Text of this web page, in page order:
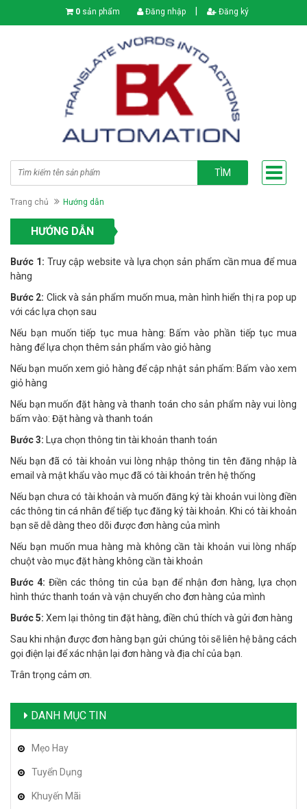
0 sản phẩm Đăng nhập Đăng ký
TÌM
Trang chủ Hướng dẫn
HƯỚNG DẪN
Bước 1: Truy cập website và lựa chọn sản phẩm cần mua để mua
hàng
Bước 2: Click và sản phẩm muốn mua, màn hình hiển thị ra pop up
với các lựa chọn sau
Nếu bạn muốn tiếp tục mua hàng: Bấm vào phần tiếp tục mua
hàng để lựa chọn thêm sản phẩm vào giỏ hàng
Nếu bạn muốn xem giỏ hàng để cập nhật sản phẩm: Bấm vào xem
giỏ hàng
Nếu bạn muốn đặt hàng và thanh toán cho sản phẩm này vui lòng
bấm vào: Đặt hàng và thanh toán
Bước 3: Lựa chọn thông tin tài khoản thanh toán
Nếu bạn đã có tài khoản vui lòng nhập thông tin tên đăng nhập là
email và mật khẩu vào mục đã có tài khoản trên hệ thống
Nếu bạn chưa có tài khoản và muốn đăng ký tài khoản vui lòng điền
các thông tin cá nhân để tiếp tục đăng ký tài khoản. Khi có tài khoản
bạn sẽ dễ dàng theo dõi được đơn hàng của mình
Nếu bạn muốn mua hàng mà không cần tài khoản vui lòng nhấp
chuột vào mục đặt hàng không cần tài khoản
Bước 4: Điền các thông tin của bạn để nhận đơn hàng, lựa chọn
hình thức thanh toán và vận chuyển cho đơn hàng của mình
Bước 5: Xem lại thông tin đặt hàng, điền chú thích và gửi đơn hàng
Sau khi nhận được đơn hàng bạn gửi chúng tôi sẽ liên hệ bằng cách
gọi điện lại để xác nhận lại đơn hàng và địa chỉ của bạn.
Trân trọng cảm ơn.
DANH MỤC TIN
Mẹo Hay
Tuyển Dụng
Khuyến Mãi